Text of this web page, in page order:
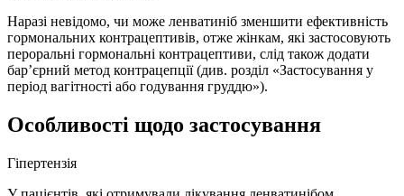
Наразі невідомо, чи може ленватиніб зменшити ефективність
гормональних контрацептивів, отже жінкам, які застосовують
пероральні гормональні контрацептиви, слід також додати
бар’єрний метод контрацепції (див. розділ «Застосування у
період вагітності або годування груддю»).
Особливості щодо застосування
Гіпертензія